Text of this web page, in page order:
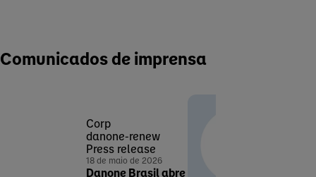
Comunicados de imprensa
Corp
danone-renew
Press release
18 de maio de 2026
Danone Brasil abre